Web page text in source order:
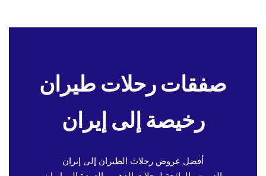
صفقات رحلات طيران
رخيصة إلى إيران
أفضل عروض رحلات الطيران إلى إيران